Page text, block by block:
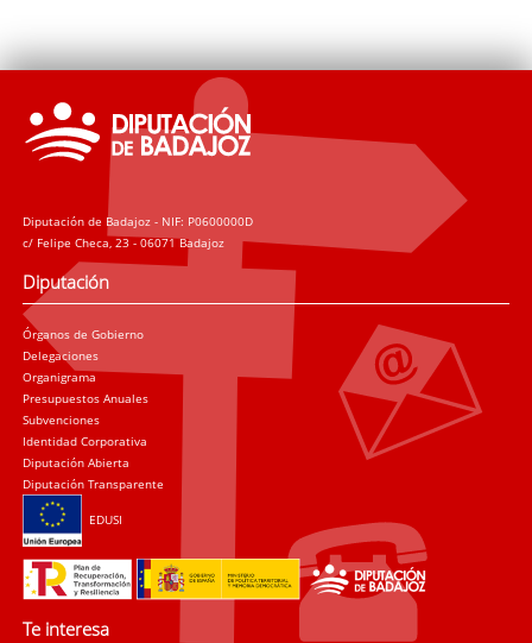
Diputación de Badajoz - NIF: P0600000D
c/ Felipe Checa, 23 - 06071 Badajoz
Diputación
Órganos de Gobierno
Delegaciones
Organigrama
Presupuestos Anuales
Subvenciones
Identidad Corporativa
Diputación Abierta
Diputación Transparente
EDUSI
Te interesa